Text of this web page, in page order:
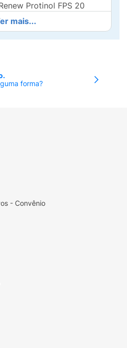
Protinol FPS 20
reduzir visivelmente as
e a elasticidade, e
brilhante. Sua
mais suave.
e nutrida ao longo
facilmente, visitando
base para a maquiagem.
do Renew Protinol e
conquistar uma pele
mais...
forma?
- Convênio